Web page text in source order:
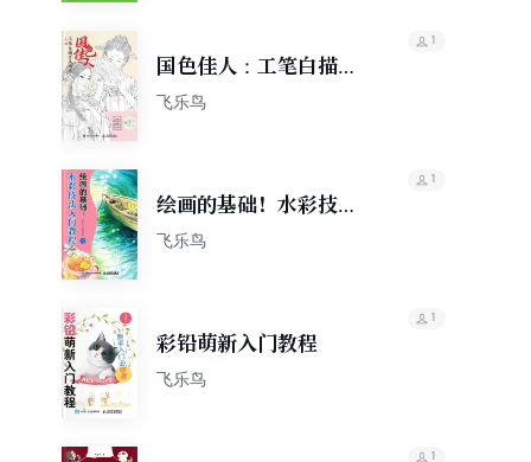
国色佳人：工笔白描百
美画谱
飞乐鸟
1
绘画的基础！水彩技法
入门教程
飞乐鸟
1
彩铅萌新入门教程
飞乐鸟
1
1